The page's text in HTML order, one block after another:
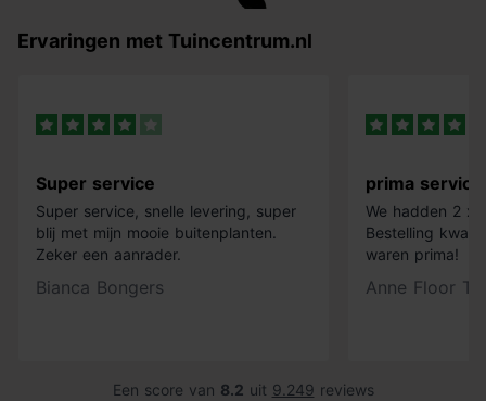
Ervaringen met Tuincentrum.nl
Super service
Super service, snelle levering, super
blij met mijn mooie buitenplanten.
Zeker een aanrader.
Bianca Bongers
prima service
We hadden 2 x
Bestelling
waren prima!
Anne Floor
Een score van 8.2 uit 9.249 reviews